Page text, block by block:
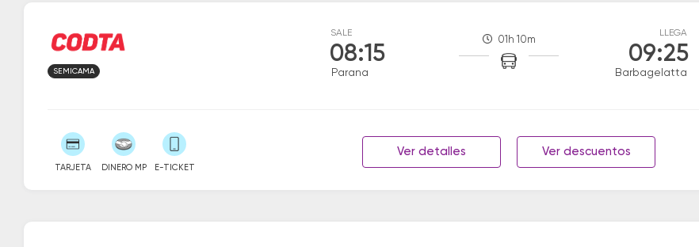
SALE
08:15
Parana
01h 10m
LLEGA
09:25
Barbagelatta
SEMICAMA
TARJETA DINERO MP E-TICKET
Ver detalles Ver descuentos